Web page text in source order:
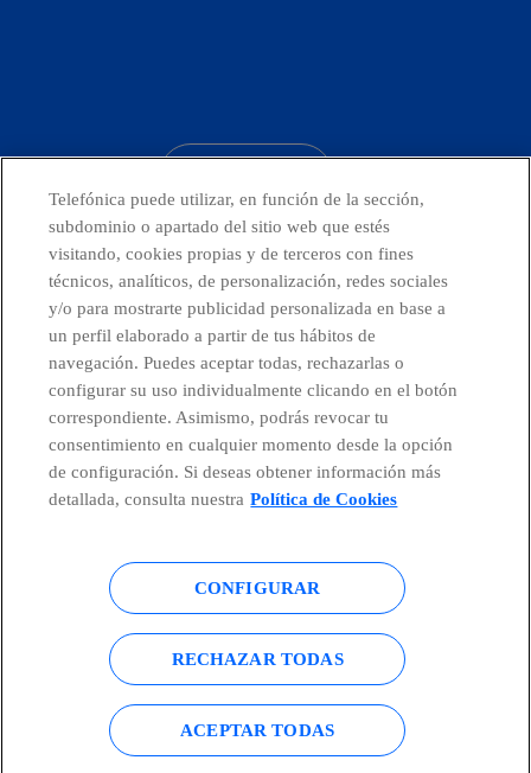
Telefónica en redes sociales
Canal de Denuncias
Centro Global Transparencia
Política de cookies Aviso legal
Accesibilidad Política de privacidad
Mapa del sitio
Telefónica puede utilizar, en función de la sección,
subdominio o apartado del sitio web que estés
visitando, cookies propias y de terceros con fines
técnicos, analíticos, de personalización, redes sociales
y/o para mostrarte publicidad personalizada en base a
un perfil elaborado a partir de tus hábitos de
navegación. Puedes aceptar todas, rechazarlas o
configurar su uso individualmente clicando en el botón
correspondiente. Asimismo, podrás revocar tu
consentimiento en cualquier momento desde la opción
de configuración. Si deseas obtener información más
detallada, consulta nuestra Política de Cookies
CONFIGURAR
RECHAZAR TODAS
ACEPTAR TODAS